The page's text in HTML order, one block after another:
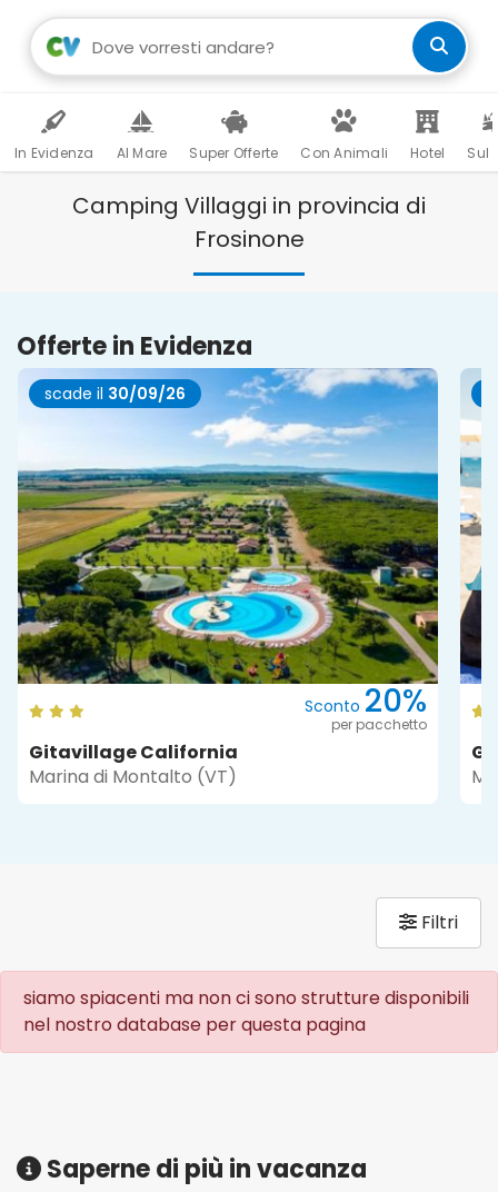
In Evidenza Al Mare Super Offerte Con Animali Hotel Sul
Camping Villaggi in provincia di
Frosinone
Offerte in Evidenza
Gitavillage California
Marina di Montalto (VT)
Sconto 20%
per pacchetto
scade il 30/09/26
Filtri
siamo spiacenti ma non ci sono strutture disponibili
nel nostro database per questa pagina
Saperne di più in vacanza